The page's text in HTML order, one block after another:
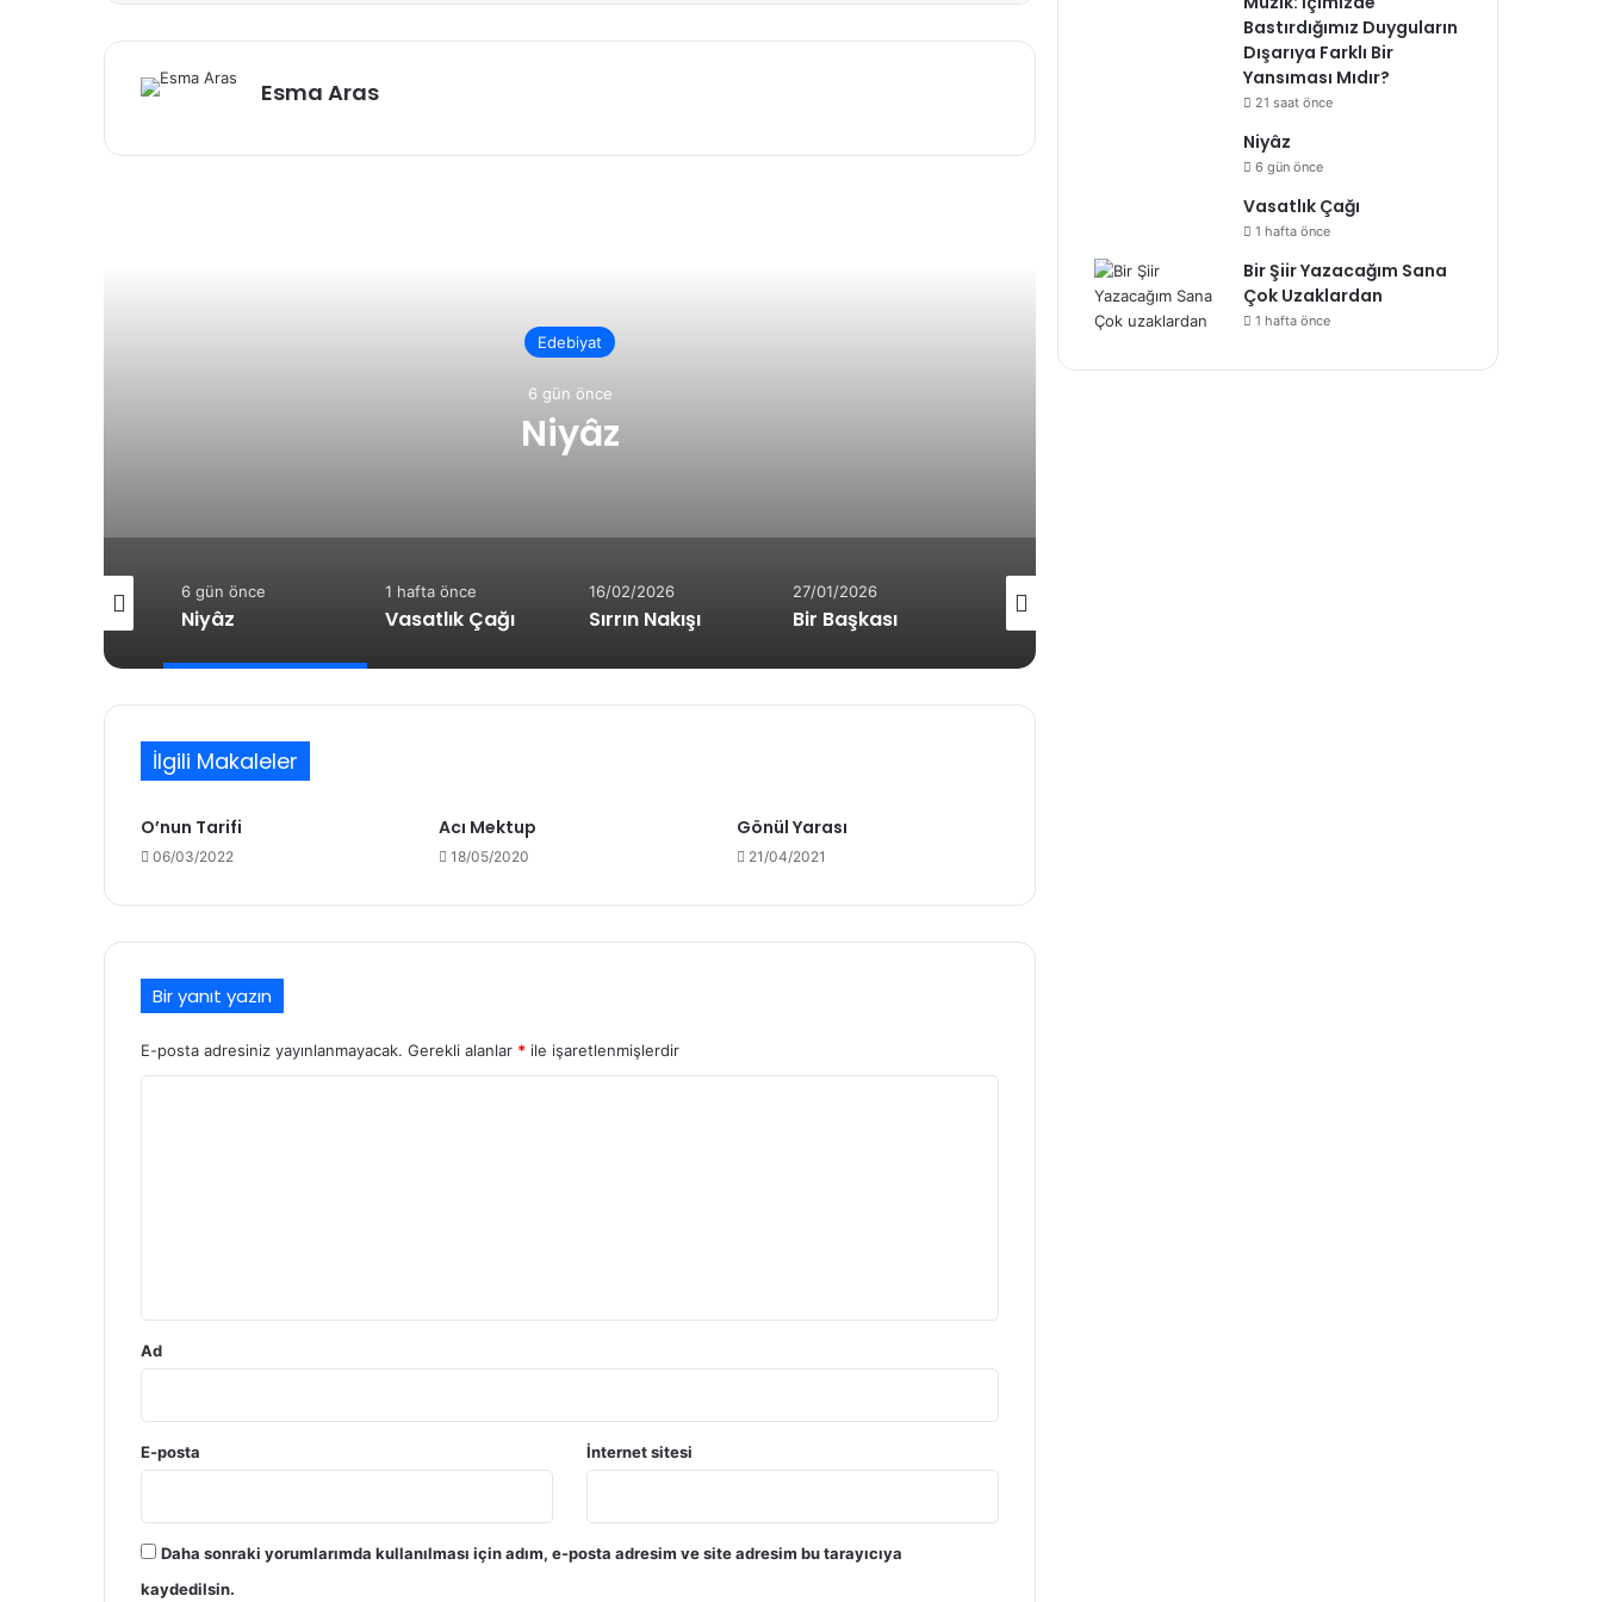
Esma Aras
Edebiyat
6 gün önce
Niyâz
6 gün önce
Niyâz
1 hafta önce
Vasatlık Çağı
16/02/2026
Sırrın Nakışı
27/01/2026
Bir Başkası
15/01/2026
Sız-ı
İlgili Makaleler
O’nun Tarifi
06/03/2022
Acı Mektup
18/05/2020
Gönül Yarası
21/04/2021
Bir yanıt yazın
E-posta adresiniz yayınlanmayacak. Gerekli alanlar * ile işaretlenmişlerdir
Ad
E-posta İnternet sitesi
Daha sonraki yorumlarımda kullanılması için adım, e-posta adresim ve site adresim bu tarayıcıya
kaydedilsin.
Bastırdığımız Duyguların
Dışarıya Farklı Bir
Yansıması Mıdır?
21 saat önce
Niyâz
6 gün önce
Vasatlık Çağı
1 hafta önce
Bir Şiir Yazacağım Sana
Çok Uzaklardan
1 hafta önce